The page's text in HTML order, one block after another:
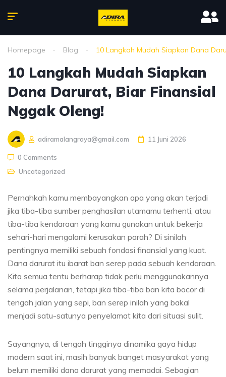
Homepage Blog 10 Langkah Mudah Siapkan Dana
10 Langkah Mudah Siapkan
Dana Darurat, Biar Finansial
Nggak Oleng!
adiramalangraya@gmail.com 11 Juni 2026
0 Comments
Uncategorized
Pernahkah kamu membayangkan apa yang akan terjadi
jika tiba-tiba sumber penghasilan utamamu terhenti, atau
tiba-tiba kendaraan yang kamu gunakan untuk bekerja
sehari-hari mengalami kerusakan parah? Di sinilah
pentingnya memiliki sebuah fondasi finansial yang kuat.
Dana darurat itu ibarat ban serep pada sebuah kendaraan.
Kita semua tentu berharap tidak perlu menggunakannya
selama perjalanan, tetapi jika tiba-tiba ban kita bocor di
tengah jalan yang sepi, ban serep inilah yang bakal
menjadi satu-satunya penyelamat kita dari situasi sulit.
Sayangnya, di tengah tingginya dinamika gaya hidup
modern saat ini, masih banyak banget masyarakat yang
belum memiliki dana darurat yang memadai. Sebagian